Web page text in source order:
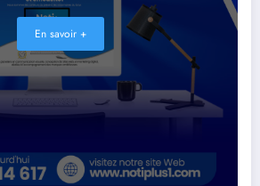
En savoir +